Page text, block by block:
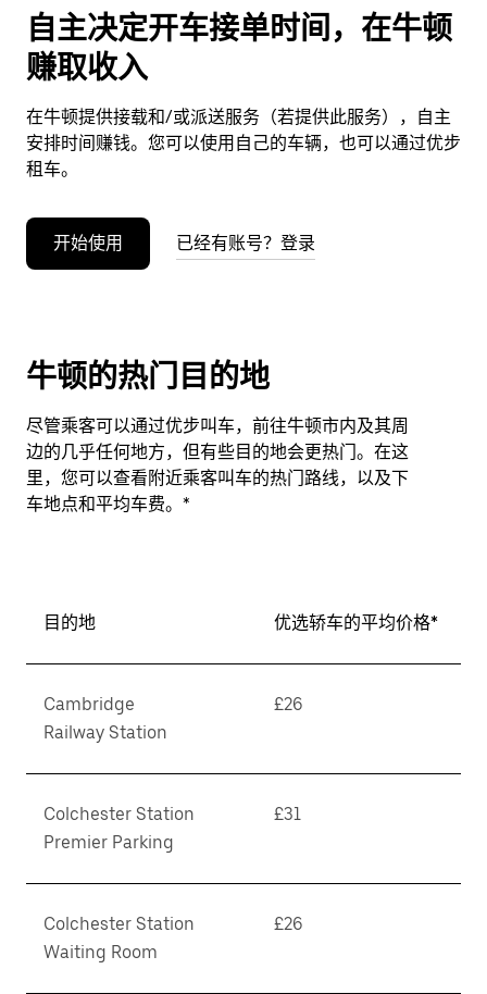
闭
日
历。
自主决定开车接单时间，在牛顿
赚取收入
在牛顿提供接载和/或派送服务（若提供此服务），自主
安排时间赚钱。您可以使用自己的车辆，也可以通过优步
租车。
开始使用 已经有账号？登录
牛顿的热门目的地
尽管乘客可以通过优步叫车，前往牛顿市内及其周
边的几乎任何地方，但有些目的地会更热门。在这
里，您可以查看附近乘客叫车的热门路线，以及下
车地点和平均车费。*
目的地 优选轿车的平均价格*
Cambridge
Railway Station
£26
Colchester Station
Premier Parking
£31
Colchester Station
Waiting Room
£26